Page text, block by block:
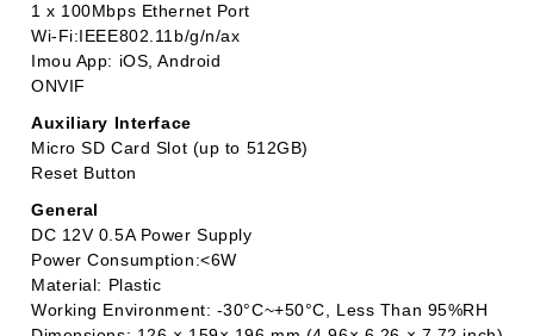
1 x 100Mbps Ethernet Port
Wi-Fi:IEEE802.11b/g/n/ax
Imou App: iOS, Android
ONVIF
Auxiliary Interface
Micro SD Card Slot (up to 512GB)
Reset Button
General
DC 12V 0.5A Power Supply
Power Consumption:<6W
Material: Plastic
Working Environment: -30°C~+50°C, Less Than 95%RH